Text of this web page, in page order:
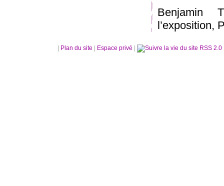
Benjamin
l’exposition,
Plan du site Espace privé RSS 2.0